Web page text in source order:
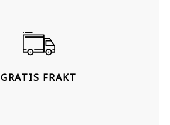
GRATIS FRAKT